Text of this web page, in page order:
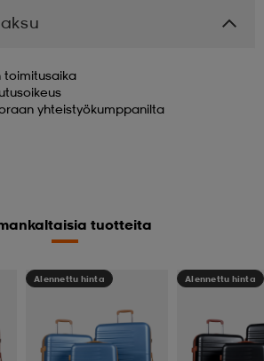
toimitusaika
yhteistyökumppanilta
tuotteita
Alennettu hinta Alennettu hinta